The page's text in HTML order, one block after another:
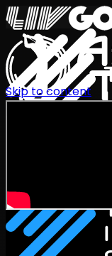
Skip to content